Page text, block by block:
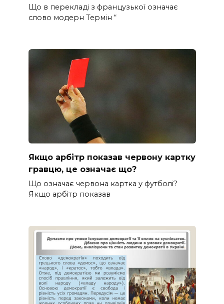
Що в перекладі з французької означає
слово модерн Термін “
Якщо арбітр показав червону картку
гравцю, це означає що?
Що означає червона картка у футболі?
Якщо арбітр показав